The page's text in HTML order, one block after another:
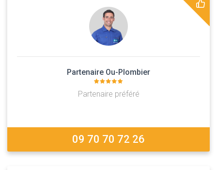
Partenaire Ou-Plombier
Partenaire préféré
09 70 70 72 26